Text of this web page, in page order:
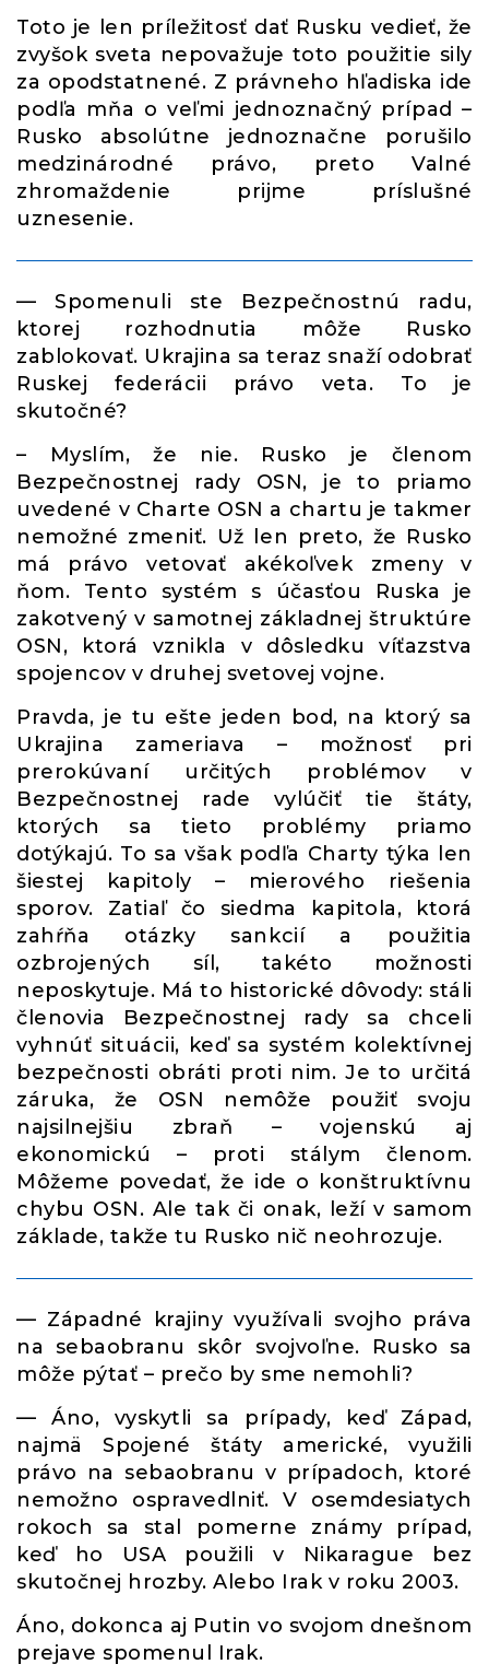
Toto je len príležitosť dať Rusku vedieť, že
zvyšok sveta nepovažuje toto použitie sily
za opodstatnené. Z právneho hľadiska ide
podľa mňa o veľmi jednoznačný prípad –
Rusko absolútne jednoznačne porušilo
medzinárodné právo, preto Valné
zhromaždenie prijme príslušné
uznesenie.
— Spomenuli ste Bezpečnostnú radu,
ktorej rozhodnutia môže Rusko
zablokovať. Ukrajina sa teraz snaží odobrať
Ruskej federácii právo veta. To je
skutočné?
– Myslím, že nie. Rusko je členom
Bezpečnostnej rady OSN, je to priamo
uvedené v Charte OSN a chartu je takmer
nemožné zmeniť. Už len preto, že Rusko
má právo vetovať akékoľvek zmeny v
ňom. Tento systém s účasťou Ruska je
zakotvený v samotnej základnej štruktúre
OSN, ktorá vznikla v dôsledku víťazstva
spojencov v druhej svetovej vojne.
Pravda, je tu ešte jeden bod, na ktorý sa
Ukrajina zameriava – možnosť pri
prerokúvaní určitých problémov v
Bezpečnostnej rade vylúčiť tie štáty,
ktorých sa tieto problémy priamo
dotýkajú. To sa však podľa Charty týka len
šiestej kapitoly – mierového riešenia
sporov. Zatiaľ čo siedma kapitola, ktorá
zahŕňa otázky sankcií a použitia
ozbrojených síl, takéto možnosti
neposkytuje. Má to historické dôvody: stáli
členovia Bezpečnostnej rady sa chceli
vyhnúť situácii, keď sa systém kolektívnej
bezpečnosti obráti proti nim. Je to určitá
záruka, že OSN nemôže použiť svoju
najsilnejšiu zbraň – vojenskú aj
ekonomickú – proti stálym členom.
Môžeme povedať, že ide o konštruktívnu
chybu OSN. Ale tak či onak, leží v samom
základe, takže tu Rusko nič neohrozuje.
— Západné krajiny využívali svojho práva
na sebaobranu skôr svojvoľne. Rusko sa
môže pýtať – prečo by sme nemohli?
— Áno, vyskytli sa prípady, keď Západ,
najmä Spojené štáty americké, využili
právo na sebaobranu v prípadoch, ktoré
nemožno ospravedlniť. V osemdesiatych
rokoch sa stal pomerne známy prípad,
keď ho USA použili v Nikarague bez
skutočnej hrozby. Alebo Irak v roku 2003.
Áno, dokonca aj Putin vo svojom dnešnom
prejave spomenul Irak.